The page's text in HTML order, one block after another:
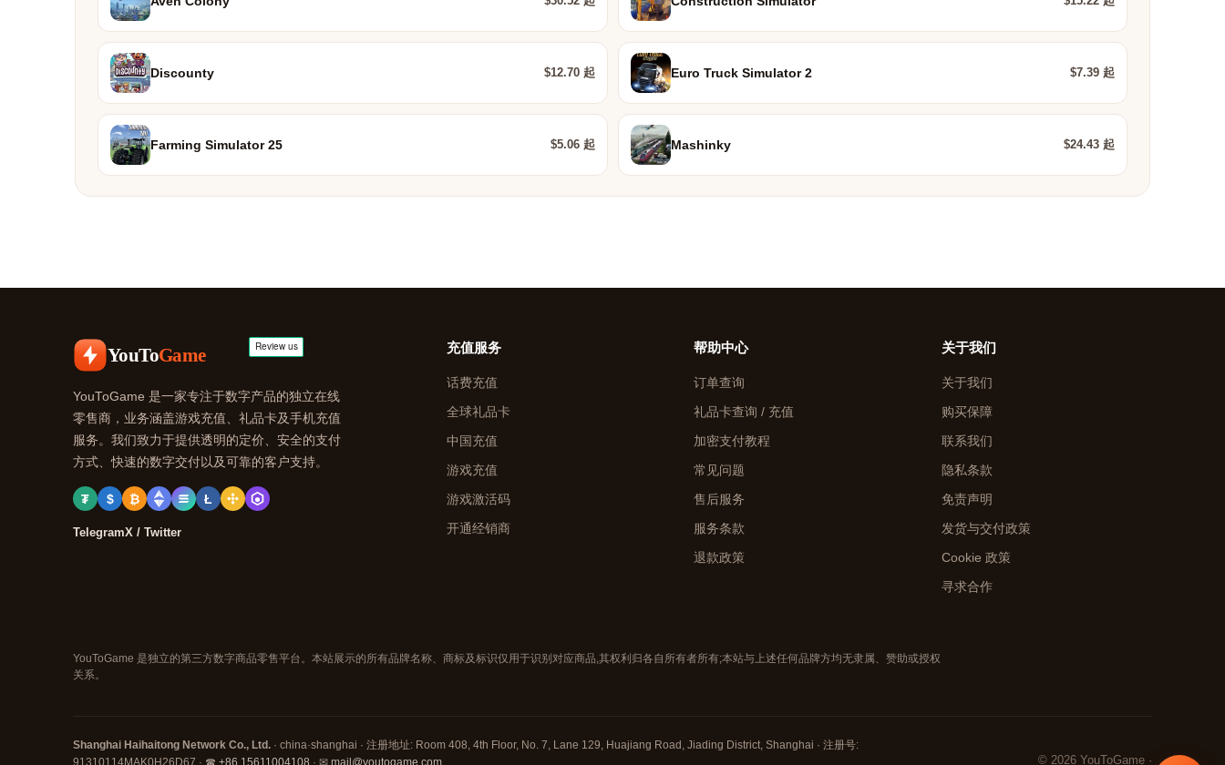
Discounty $12.70 起 Euro Truck Simulator 2 $7.39 起
Farming Simulator 25 $5.06 起 Mashinky $24.43 起
YouToGame
YouToGame 是一家专注于数字产品的独立在线
零售商，业务涵盖游戏充值、礼品卡及手机充值
服务。我们致力于提供透明的定价、安全的支付
方式、快速的数字交付以及可靠的客户支持。
₮ $ ₿ Ł
TelegramX / Twitter
充值服务
话费充值
全球礼品卡
中国充值
游戏充值
游戏激活码
开通经销商
帮助中心
订单查询
礼品卡查询 / 充值
加密支付教程
常见问题
售后服务
服务条款
退款政策
关于我们
关于我们
购买保障
联系我们
隐私条款
免责声明
发货与交付政策
Cookie 政策
寻求合作
YouToGame 是独立的第三方数字商品零售平台。本站展示的所有品牌名称、商标及标识仅用于识别对应商品,其权利归各自所有者所有;本站与上述任何品牌方均无隶属、赞助或授权
关系。
Shanghai Haihaitong Network Co., Ltd. · china·shanghai · 注册地址: Room 408, 4th Floor, No. 7, Lane 129, Huajiang Road, Jiading District, Shanghai · 注册号:
91310114MAK0H26D67 · ☎ +86 15611004108 · ✉ mail@youtogame.com © 2026 YouToGame ·